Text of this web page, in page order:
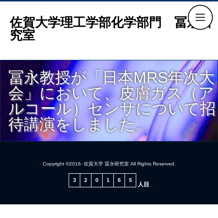
佐賀大学理工学部化学部門 冨永研
究室
冨永教授が「日本MRS年次大
会」において、皮膚ガス（ア
ルコール）センサについて招
待講演をしました。
Copyright ©2016- 佐賀大学 冨永研究室 All Rights Reserved.
3 2 0 1 6 5
人目